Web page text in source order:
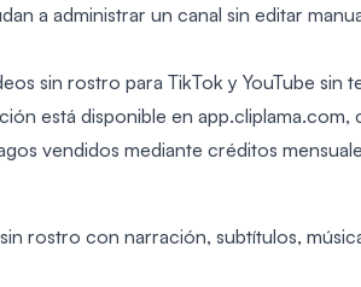
a administrar un canal sin editar
sin rostro para TikTok y YouTube sin
está disponible en app.cliplama.com,
vendidos mediante créditos
rostro con narración, subtítulos,